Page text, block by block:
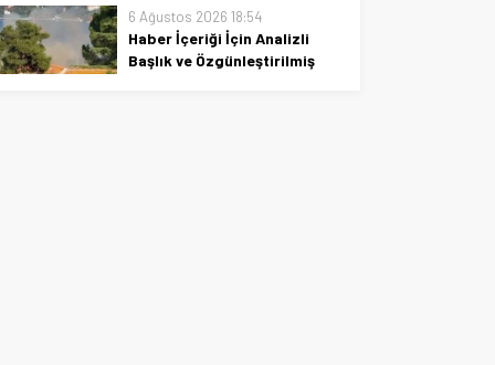
çatısında çıkan yangın anı ve
etkileri, olay anı, güvenlik
önlemleri ve araştırma süreci
üzerinde kısa bir özet.
6 Ağustos 2026 18:54
Haber İçeriği İçin Analizli
Başlık ve Özgünleştirilmiş